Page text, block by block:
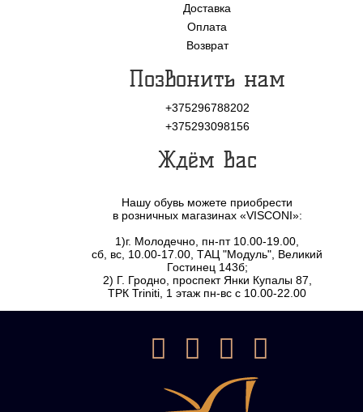
Доставка
Оплата
Возврат
Позвонить нам
+375296788202
+375293098156
Ждём Вас
Нашу обувь можете приобрести
в розничных магазинах «VISCONI»:
1)г. Молодечно, пн-пт 10.00-19.00,
сб, вс, 10.00-17.00, ТАЦ "Модуль", Великий
Гостинец 143б;
2) Г. Гродно, проспект Янки Купалы 87,
ТРК Triniti, 1 этаж пн-вс с 10.00-22.00